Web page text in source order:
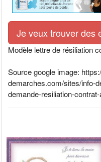
Je veux trouver des
Modèle lettre de résiliation
Source google image:
demarches.com/sites/info-
demande-resiliation-